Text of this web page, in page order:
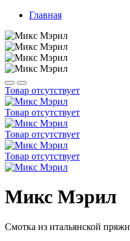
Главная
Товар отсутствует
Товар отсутствует
Товар отсутствует
Товар отсутствует
Микс Мэрил
Смотка из итальянской пряжи